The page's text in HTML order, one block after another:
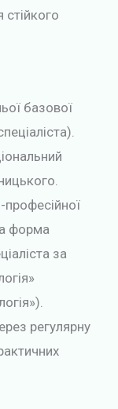
стійкого
базової
форма
за
регулярну